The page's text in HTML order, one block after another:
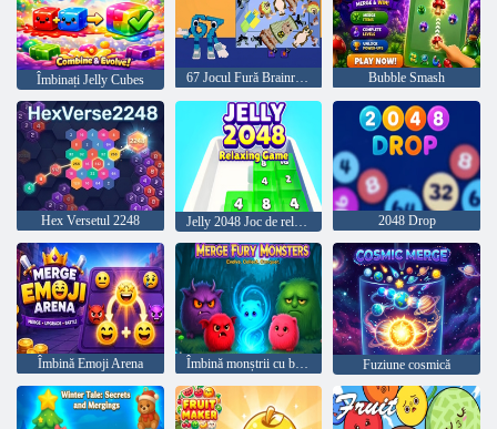
Îmbinați Jelly Cubes 67 Jocul Fură Brainrot Merge Bubble Smash
Hex Versetul 2248 Jelly 2048 Joc de relaxare 2048 Drop
Îmbină Emoji Arena Îmbină monștrii cu blană Fuziune cosmică